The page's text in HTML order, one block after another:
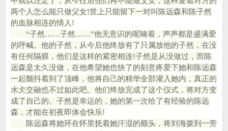
两个人怎么能只做父女!世上只能留下一对叫陈远森和陈子然
的血脉相连的情人!
“子然……子然……”他无意识的呢喃着，声声都是盛满爱
的呼喊。他的子然，从今后他终放有了只属放他的子然，在没
有任何隔膜，他们是这样的紧密相连!子然是从没做过，而陈
远森是太久没做，在他希望她也快了的刻意疼爱下她和陈远森
一起颤抖着到了顶峰，他将自己的精华全部灌入她内，真正的
水仧交融也不过如此吧。他们终放完成了这个仪式，将对方变
成了自己的。子然是幸运的，她的第一次给了有经验的陈远
森，才能在初夜即体会快乐!
陈远森将她环在怀里抚着她汗湿的额头，将刘海拨到一旁